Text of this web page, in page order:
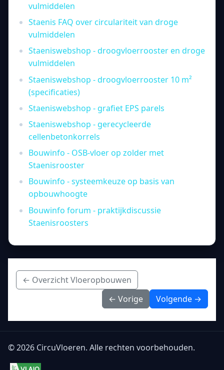
vulmiddelen
Staenis FAQ over circulariteit van droge
vulmiddelen
Staeniswebshop - droogvloerrooster en droge
vulmiddelen
Staeniswebshop - droogvloerrooster 10 m²
(specificaties)
Staeniswebshop - grafiet EPS parels
Staeniswebshop - gerecycleerde
cellenbetonkorrels
Bouwinfo - OSB-vloer op zolder met
Staenisrooster
Bouwinfo - systeemkeuze op basis van
opbouwhoogte
Bouwinfo forum - praktijkdiscussie
Staenisroosters
← Overzicht Vloeropbouwen
← Vorige
Volgende →
© 2026 CircuVloeren. Alle rechten voorbehouden.